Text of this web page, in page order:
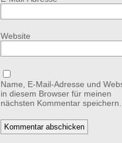
Website
Name, E-Mail-Adresse und
in diesem Browser für meinen
nächsten Kommentar speichern.